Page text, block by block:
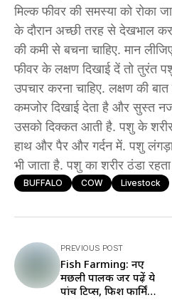
मिल्क फीवर की समस्या को रोका
के दौरान अच्छी तरह से देखभाल
की कमी से बचना चाहिए. मान
फीवर के लक्षण दिखाई दें तो तुरंत
उपचार करना चाहिए. लक्षण की
कमजोर दिखाई देता है और सुस्त
उसको दिक्कत आती है. पशु के
हाथ और पैर और गर्दन में. पशु
भी जाता है. पशु का शरीर ठंडा
BUFFALO COW Livestock
PREVIOUS POST
Fish Farming: नए
मछली पालक जरूर पढ़ें ये
पांच टिप्स, फिश फार्मिंग